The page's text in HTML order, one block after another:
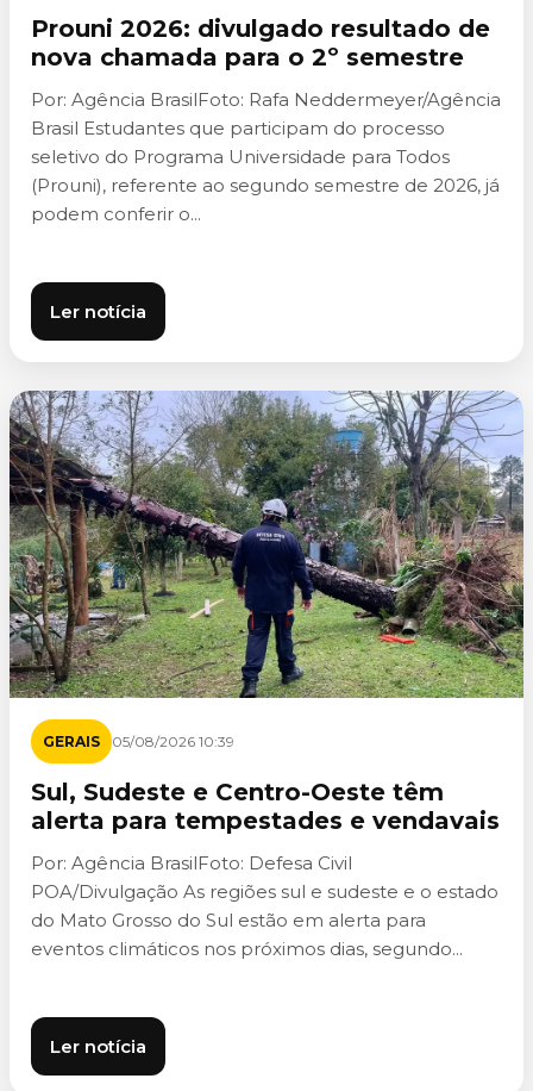
Prouni 2026: divulgado resultado de
nova chamada para o 2º semestre
Por: Agência BrasilFoto: Rafa Neddermeyer/Agência
Brasil Estudantes que participam do processo
seletivo do Programa Universidade para Todos
(Prouni), referente ao segundo semestre de 2026, já
podem conferir o...
Ler notícia
GERAIS 05/08/2026 10:39
Sul, Sudeste e Centro-Oeste têm
alerta para tempestades e vendavais
Por: Agência BrasilFoto: Defesa Civil
POA/Divulgação As regiões sul e sudeste e o estado
do Mato Grosso do Sul estão em alerta para
eventos climáticos nos próximos dias, segundo...
Ler notícia